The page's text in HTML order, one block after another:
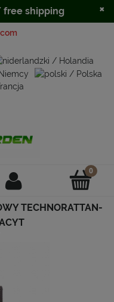
TECHNORATTAN-
free shipping ×